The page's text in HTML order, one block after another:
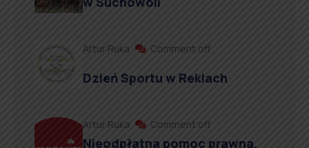
Artur Ruka Comment off
Dzień Sportu w Reklach
Artur Ruka Comment off
Nieodpłatna pomoc prawna,